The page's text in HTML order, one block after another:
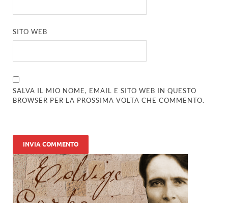
SITO WEB
SALVA IL MIO NOME, EMAIL E SITO WEB IN QUESTO
BROWSER PER LA PROSSIMA VOLTA CHE COMMENTO.